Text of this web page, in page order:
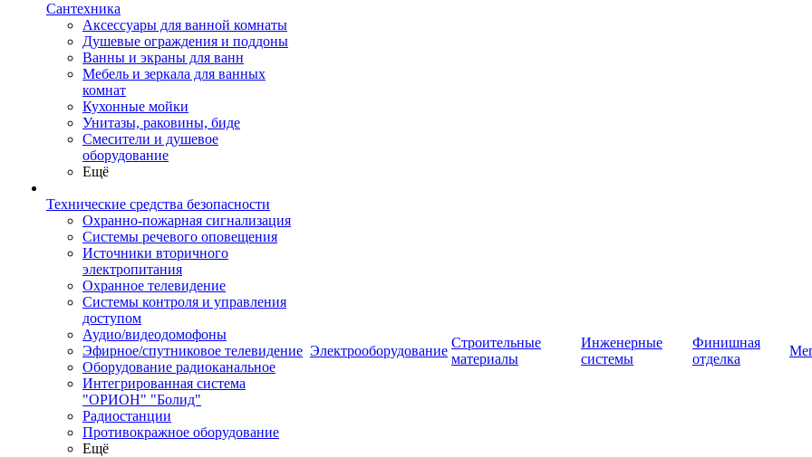
Сантехника
Аксессуары для ванной комнаты
Душевые ограждения и поддоны
Ванны и экраны для ванн
Мебель и зеркала для ванных
комнат
Кухонные мойки
Унитазы, раковины, биде
Смесители и душевое
оборудование
Ещё
Технические средства безопасности
Охранно-пожарная сигнализация
Системы речевого оповещения
Источники вторичного
электропитания
Охранное телевидение
Системы контроля и управления
доступом
Аудио/видеодомофоны
Эфирное/спутниковое телевидение
Оборудование радиоканальное
Интегрированная система
"ОРИОН" "Болид"
Радиостанции
Противокражное оборудование
Ещё
Электрооборудование
Строительные
материалы
Инженерные
системы
Финишная
отделка